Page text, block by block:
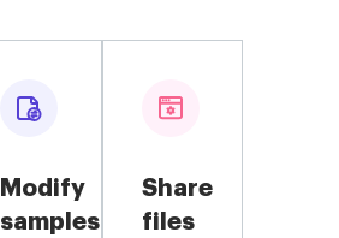
Modify
samples
Share
files